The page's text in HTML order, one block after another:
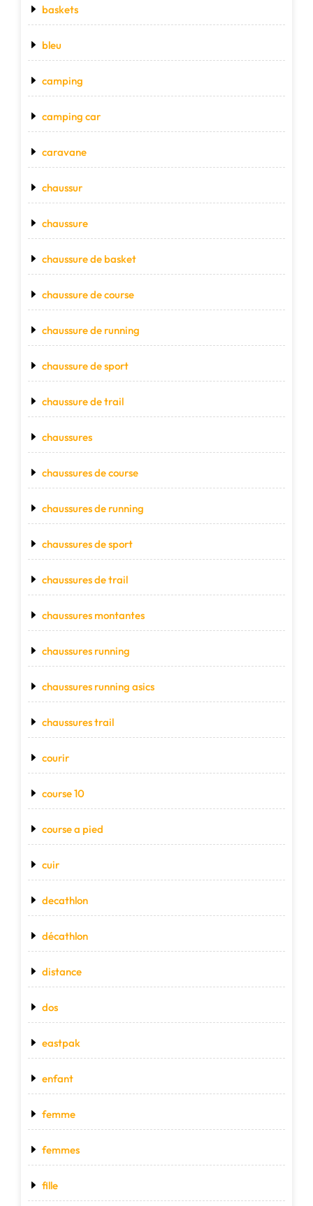
baskets
bleu
camping
camping car
caravane
chaussur
chaussure
chaussure de basket
chaussure de course
chaussure de running
chaussure de sport
chaussure de trail
chaussures
chaussures de course
chaussures de running
chaussures de sport
chaussures de trail
chaussures montantes
chaussures running
chaussures running asics
chaussures trail
courir
course 10
course a pied
cuir
decathlon
décathlon
distance
dos
eastpak
enfant
femme
femmes
fille